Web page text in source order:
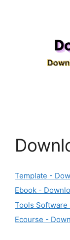
Template -
Ebook -
Tools Software
Ecourse -